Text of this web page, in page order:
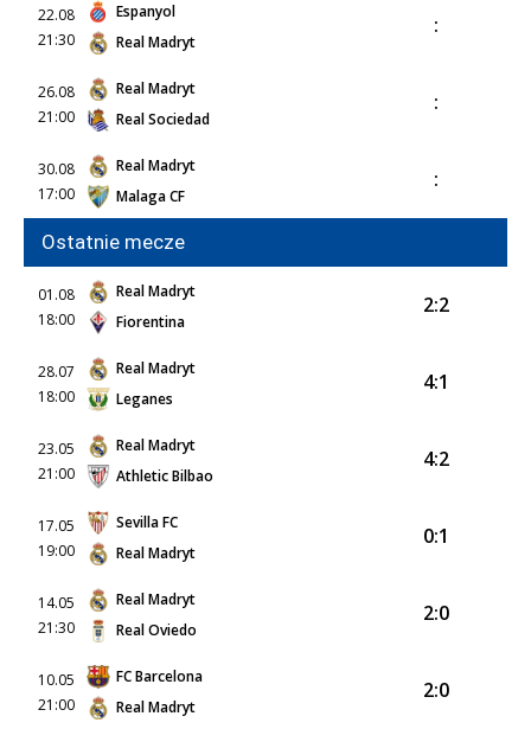
22.08
21:30
Espanyol
Real Madryt
:
26.08
21:00
Real Madryt
Real Sociedad
:
30.08
17:00
Real Madryt
Malaga CF
:
Ostatnie mecze
01.08
18:00
Real Madryt
Fiorentina
2:2
28.07
18:00
Real Madryt
Leganes
4:1
23.05
21:00
Real Madryt
Athletic Bilbao
4:2
17.05
19:00
Sevilla FC
Real Madryt
0:1
14.05
21:30
Real Madryt
Real Oviedo
2:0
10.05
21:00
FC Barcelona
Real Madryt
2:0